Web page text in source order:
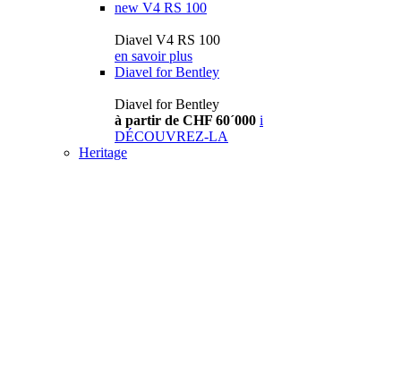
new V4 RS 100
Diavel V4 RS 100
en savoir plus
Diavel for Bentley
Diavel for Bentley
à partir de CHF 60´000 i
DÉCOUVREZ-LA
Heritage